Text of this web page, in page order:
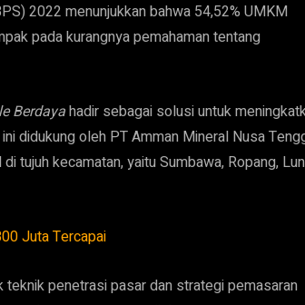
2022 menunjukkan bahwa 54,52% UMKM
pada kurangnya pemahaman tentang
Berdayahadir sebagai solusi untuk
didukung oleh PT Amman Mineral Nusa
tujuh kecamatan, yaitu Sumbawa, Ropang,
Juta Tercapai
penetrasi pasar dan strategi pemasaran